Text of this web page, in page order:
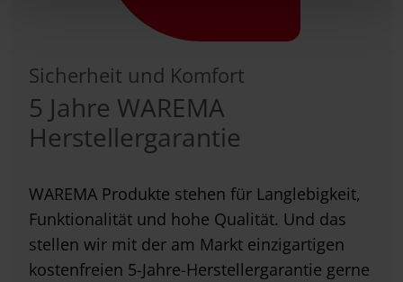
Sicherheit und Komfort
5 Jahre WAREMA
Herstellergarantie
WAREMA Produkte stehen für Langlebigkeit,
Funktionalität und hohe Qualität. Und das
stellen wir mit der am Markt einzigartigen
kostenfreien 5-Jahre-Herstellergarantie gerne